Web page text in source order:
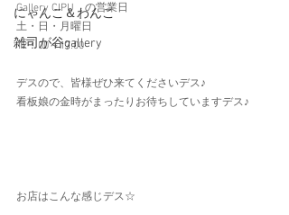
にゃんこ＆わんこ
雑司が谷gallery
Gallery CIPU　の営業日
土・日・月曜日
12：00～17:00
デスので、皆様ぜひ来てくださいデス♪
看板娘の金時がまったりお待ちしていますデス♪
お店はこんな感じデス☆